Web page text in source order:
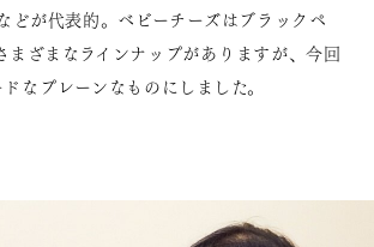
どが代表的。ベビーチーズはブラックペ
まざまなラインナップがありますが、今回
なプレーンなものにしました。